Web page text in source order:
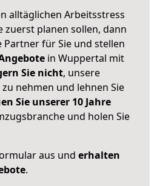
alltäglichen Arbeitsstress
zuerst planen sollen, dann
für Sie und stellen
in Wuppertal mit
Sie nicht, unsere
nehmen und lehnen Sie
Sie unserer 10 Jahre
und holen Sie
aus und erhalten
.